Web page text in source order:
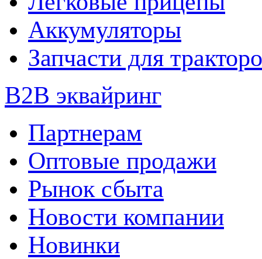
Аккумуляторы
Запчасти для
B2B эквайринг
Партнерам
Оптовые продажи
Рынок сбыта
Новости компании
Новинки